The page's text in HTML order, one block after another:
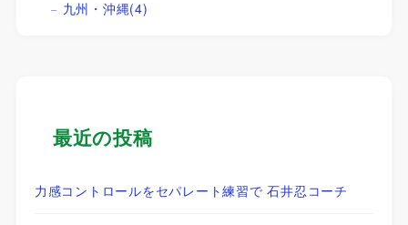
九州・沖縄(4)
最近の投稿
力感コントロールをセパレート練習で 石井忍コーチ